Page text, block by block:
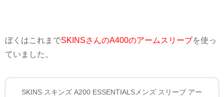
ぼくはこれまでSKINSさんのA400のアームスリーブを使っ
ていました。
SKINS スキンズ A200 ESSENTIALSメンズ スリーブ アー